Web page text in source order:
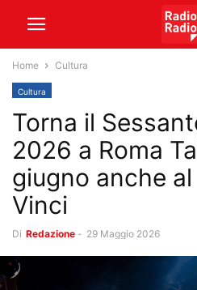
Home Cultura
Cultura
Torna il
2026 a Roma
giugno anche
Vinci
Di Redazione - 29 Maggio 2026